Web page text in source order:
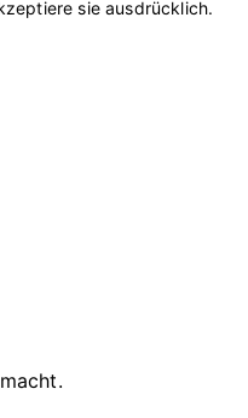
sie ausdrücklich.